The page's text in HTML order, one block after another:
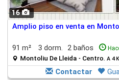
16
Amplio piso en venta en
91 m² 3 dorm. 2 baños
Montoliu De Lleida - Centro. A 4
Contactar